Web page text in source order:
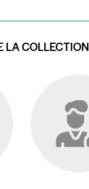
LA COLLECTION